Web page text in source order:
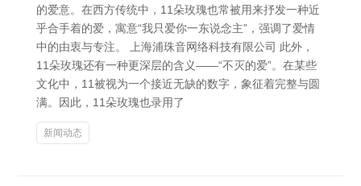
的爱意。在西方传统中，11朵玫瑰也常被用来抒发一种近
乎合手着的爱，寓意“我只爱你一东说念主”，强调了爱情
中的由衷与专注。 上海浦珠音网络科技有限公司 此外，
11朵玫瑰还有一种更深层的含义——“不灭的爱”。在某些
文化中，11被视为一个接近无缺的数字，象征着完整与圆
满。因此，11朵玫瑰也录用了
新闻动态